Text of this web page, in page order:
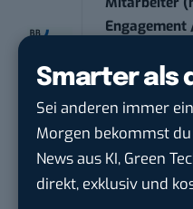
Smarter als
Sei anderen immer
Morgen bekommst
News aus KI, Green
direkt, exklusiv und
Engagement
Karlsruhe
Senior ASIC